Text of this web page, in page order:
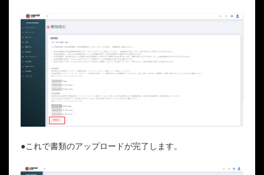
●これで書類のアップロードが完了します。